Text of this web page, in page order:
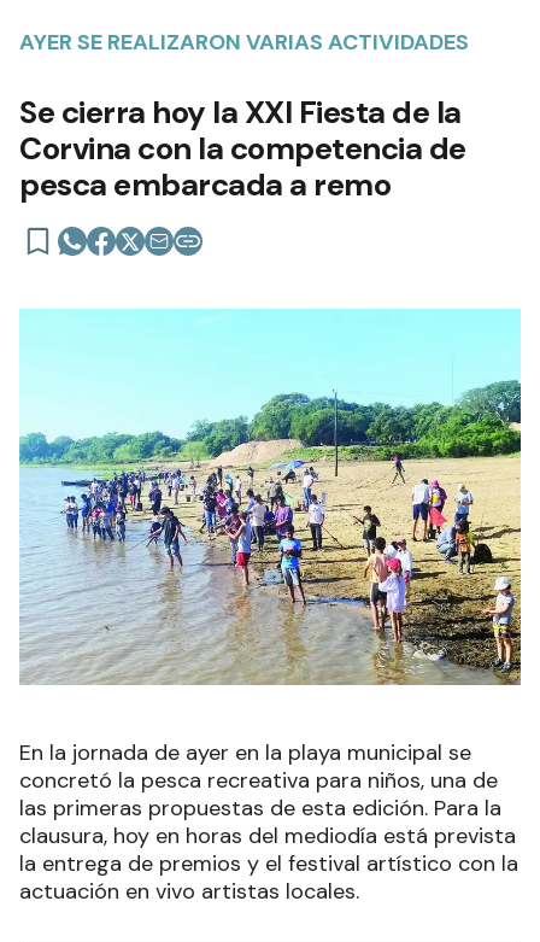
AYER SE REALIZARON VARIAS ACTIVIDADES
Se cierra hoy la XXI Fiesta de la
Corvina con la competencia de
pesca embarcada a remo
En la jornada de ayer en la playa municipal se
concretó la pesca recreativa para niños, una de
las primeras propuestas de esta edición. Para la
clausura, hoy en horas del mediodía está prevista
la entrega de premios y el festival artístico con la
actuación en vivo artistas locales.